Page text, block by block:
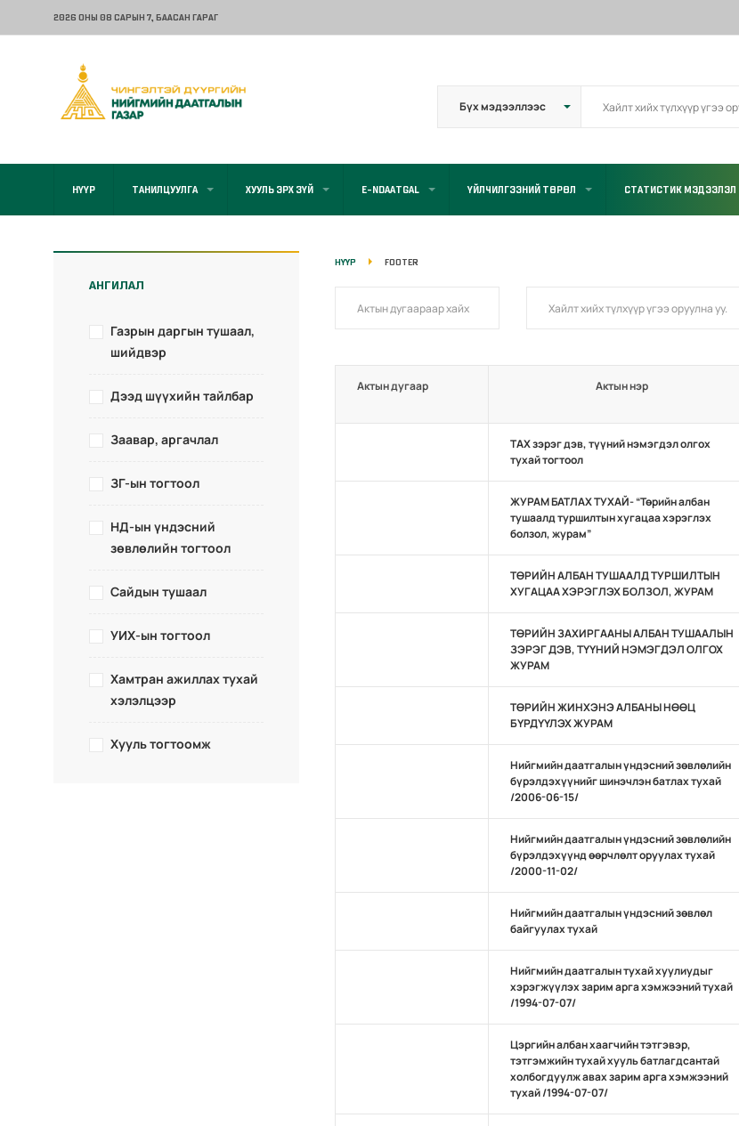
2026 ОНЫ 08 САРЫН 7, БААСАН ГАРАГ
НҮҮР ТАНИЛЦУУЛГА ХУУЛЬ ЭРХ ЗҮЙ E-NDAATGAL ҮЙЛЧИЛГЭЭНИЙ ТӨРӨЛ СТАТИСТИК МЭДЭЭЛЭЛ
АНГИЛАЛ
Газрын даргын тушаал,
шийдвэр
Дээд шүүхийн тайлбар
Заавар, аргачлал
ЗГ-ын тогтоол
НД-ын үндэсний
зөвлөлийн тогтоол
Сайдын тушаал
УИХ-ын тогтоол
Хамтран ажиллах тухай
хэлэлцээр
Хууль тогтоомж
НҮҮР FOOTER
Актын дугаар Актын нэр
ТАХ зэрэг дэв, түүний нэмэгдэл олгох
тухай тогтоол
ЖУРАМ БАТЛАХ ТУХАЙ- “Төрийн албан
тушаалд туршилтын хугацаа хэрэглэх
болзол, журам”
ТӨРИЙН АЛБАН ТУШААЛД ТУРШИЛТЫН
ХУГАЦАА ХЭРЭГЛЭХ БОЛЗОЛ, ЖУРАМ
ТӨРИЙН ЗАХИРГААНЫ АЛБАН ТУШААЛЫН
ЗЭРЭГ ДЭВ, ТҮҮНИЙ НЭМЭГДЭЛ ОЛГОХ
ЖУРАМ
ТӨРИЙН ЖИНХЭНЭ АЛБАНЫ НӨӨЦ
БҮРДҮҮЛЭХ ЖУРАМ
Нийгмийн даатгалын үндэсний зөвлөлийн
бүрэлдэхүүнийг шинэчлэн батлах тухай
/2006-06-15/
Нийгмийн даатгалын үндэсний зөвлөлийн
бүрэлдэхүүнд өөрчлөлт оруулах тухай
/2000-11-02/
Нийгмийн даатгалын үндэсний зөвлөл
байгуулах тухай
Нийгмийн даатгалын тухай хуулиудыг
хэрэгжүүлэх зарим арга хэмжээний тухай
/1994-07-07/
Цэргийн албан хаагчийн тэтгэвэр,
тэтгэмжийн тухай хууль батлагдсантай
холбогдуулж авах зарим арга хэмжээний
тухай /1994-07-07/